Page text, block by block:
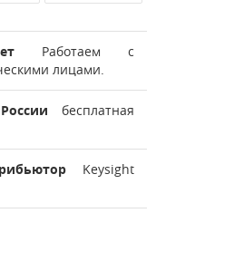
Работаем с
лицами.
бесплатная
Keysight